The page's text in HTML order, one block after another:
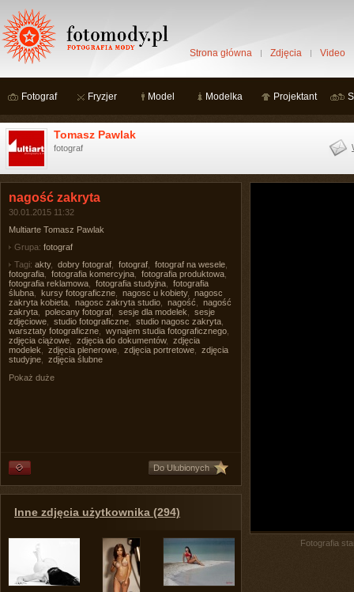
Strona główna Zdjęcia Video
Fotograf Fryzjer Model Modelka Projektant
Tomasz Pawlak
fotograf
nagość zakryta
30.01.2015 11:32
Multiarte Tomasz Pawlak
Grupa: fotograf
Tagi: akty, dobry fotograf fotograf fotograf na wesele
fotografia
fotografia komercyjna fotografia produktowa
fotografia reklamowa
fotografia studyjna
fotografia
ślubna
kursy fotograficzne nagosc u kobiety,
nagosc
zakryta kobieta
nagosc zakryta studio nagość
nagość
zakryta
polecany fotograf sesje dla modelek
sesje
zdjęciowe
studio fotograficzne studio nagosc zakryta
warsztaty fotograficzne
wynajem studia fotograficznego
zdjęcia ciążowe
zdjęcia do dokumentów,
zdjęcia
modelek
zdjęcia plenerowe zdjęcia portretowe
zdjęcia
studyjne
zdjęcia ślubne
Pokaż duże
Do Ulubionych
Inne zdjęcia użytkownika (294)
Fotografia